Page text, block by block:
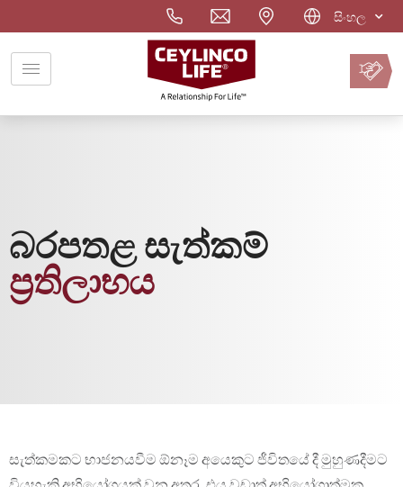
සිංහල
වාරිකය
ඔන්ලයින්
ගෙවන්න
බරපතළ සැත්කම්
ප‍්‍රතිලාභය
සැත්කමකට භාජනයවීම ඕනෑම අයෙකුට ජීවිතයේ දී මුහුණදීමට